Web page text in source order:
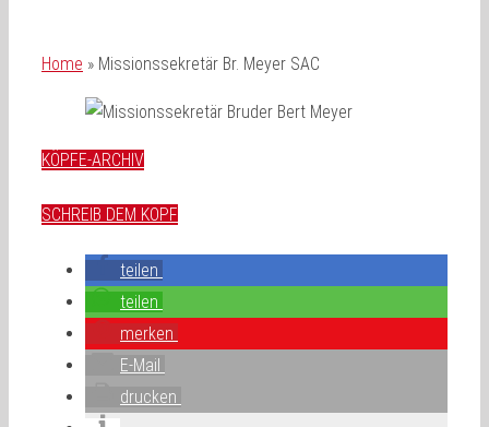
Home » Missionssekretär Br. Meyer SAC
KÖPFE-ARCHIV
SCHREIB DEM KOPF
teilen
teilen
merken
E-Mail
drucken